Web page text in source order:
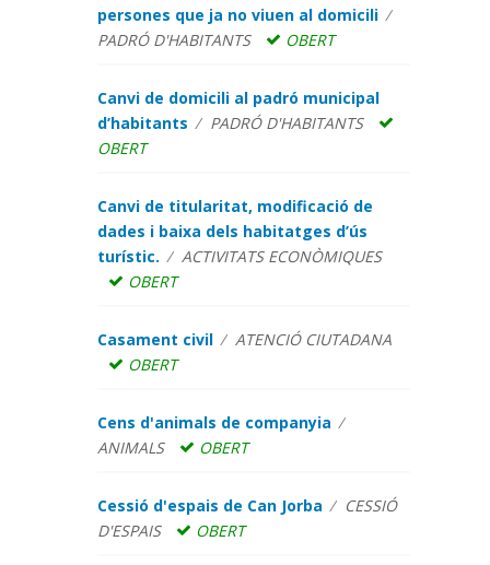
persones que ja no viuen al domicili
PADRÓ D'HABITANTS
OBERT
Canvi de domicili al padró municipal
d’habitants
PADRÓ D'HABITANTS
OBERT
Canvi de titularitat, modificació de
dades i baixa dels habitatges d’ús
turístic.
ACTIVITATS ECONÒMIQUES
OBERT
Casament civil
ATENCIÓ CIUTADANA
OBERT
Cens d'animals de companyia
ANIMALS
OBERT
Cessió d'espais de Can Jorba
CESSIÓ
D'ESPAIS
OBERT